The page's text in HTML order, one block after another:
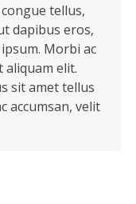
tellus,
dapibus eros,
Morbi ac
aliquam elit.
sit amet tellus
accumsan, velit